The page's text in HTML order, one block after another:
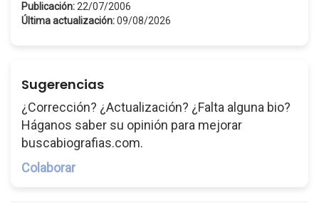
Publicación: 22/07/2006
Última actualización:09/08/2026
Sugerencias
¿Corrección? ¿Actualización? ¿Falta alguna bio?
Háganos saber su opinión para mejorar
buscabiografias.com.
Colaborar